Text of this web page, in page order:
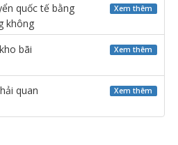
quốc tế bằng
không
Xem thêm
bãi Xem thêm
quan Xem thêm